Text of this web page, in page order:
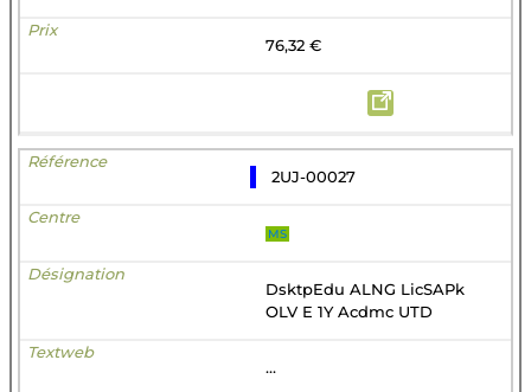
76,32 €
2UJ-00027
MS
DsktpEdu ALNG LicSAPk
OLV E 1Y Acdmc UTD
...